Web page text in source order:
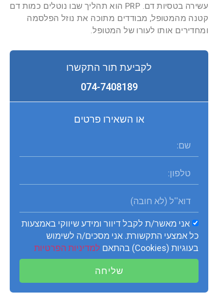
עשירה בטסיות דם. PRP הוא תהליך שבו נוטלים כמות דם
קטנה מהמטופל, מבודדים מתוכה את נוזל הפלסמה
ומחדירים אותו לעורו של המטופל.
לקביעת תור התקשרו
074-7408189
או השאירו פרטים
אני מאשר/ת לקבל דיוור ומידע שיווקי באמצעות
כל אמצעי התקשורת. אני מסכים/ה לשימוש
בעוגיות (Cookies) בהתאם
למדיניות הפרטיות
שליחה